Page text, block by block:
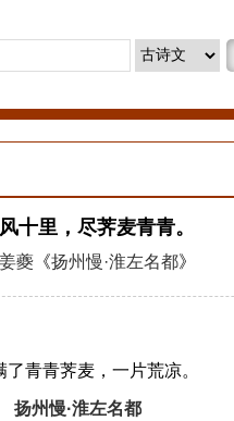
十里，尽荠麦青青。
姜夔《扬州慢·淮左名都》
青青荠麦，一片荒凉。
扬州慢·淮左名都